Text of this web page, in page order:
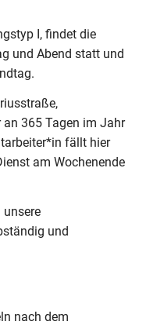
I, findet die
und Abend statt und
an 365 Tagen im Jahr
fällt hier
am Wochenende
unsere
und
nach dem